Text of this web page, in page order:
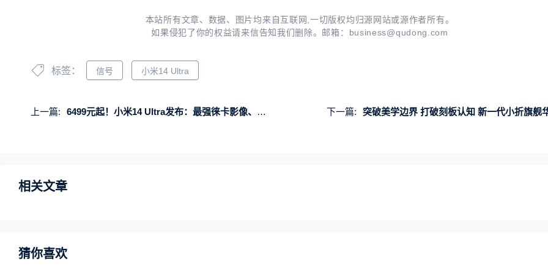
本站所有文章、数据、图片均来自互联网,一切版权均归源网站或源作者所有。
如果侵犯了你的权益请来信告知我们删除。邮箱： business@qudong.com
标签： 信号 小米14 Ultra
上一篇: 6499元起！小米14 Ultra发布：最强徕卡影像、首发小米双向卫星通信 下一篇: 突破美学边界 打破刻板认知 新一代小折旗舰华为Pocket 2发
相关文章
猜你喜欢